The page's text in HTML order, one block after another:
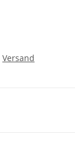
Versand